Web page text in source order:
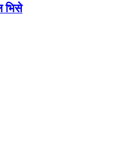
भिसे